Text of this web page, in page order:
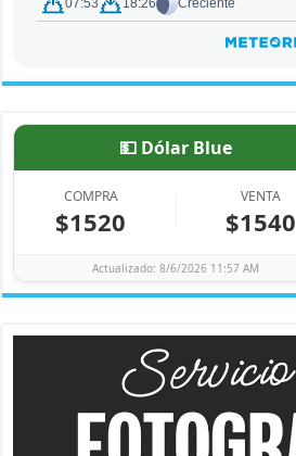
💵 Dólar Blue
COMPRA
$1520
VENTA
$1540
Actualizado: 8/6/2026 11:57 AM